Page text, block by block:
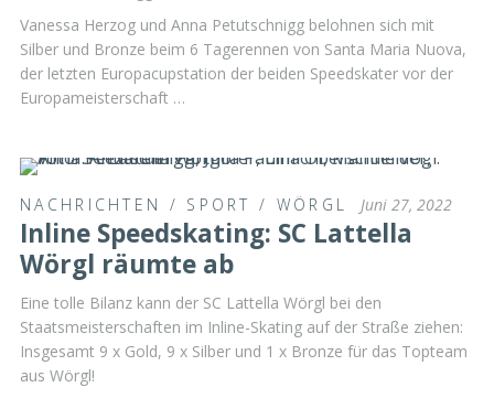
Vanessa Herzog und Anna Petutschnigg belohnen sich mit
Silber und Bronze beim 6 Tagerennen von Santa Maria Nuova,
der letzten Europacupstation der beiden Speedskater vor der
Europameisterschaft …
NACHRICHTEN / SPORT / WÖRGL Juni 27, 2022
Inline Speedskating: SC Lattella
Wörgl räumte ab
Eine tolle Bilanz kann der SC Lattella Wörgl bei den
Staatsmeisterschaften im Inline-Skating auf der Straße ziehen:
Insgesamt 9 x Gold, 9 x Silber und 1 x Bronze für das Topteam
aus Wörgl!